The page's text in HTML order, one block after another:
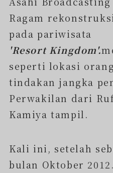
Ragam
pada pariwisata
'Resort Kingdom'.
seperti lokasi
tindakan jangka
Perwakilan dari
Kamiya tampil.
Kali ini, setelah
bulan Oktober 2012.